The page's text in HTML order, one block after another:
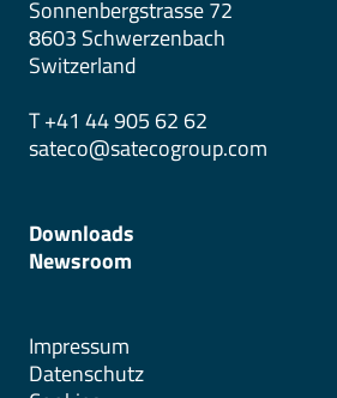
Sonnenbergstrasse 72
8603 Schwerzenbach
Switzerland
T +41 44 905 62 62
sateco@satecogroup.com
Downloads
Newsroom
Impressum
Datenschutz